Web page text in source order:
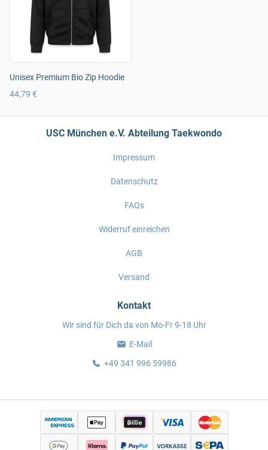
Unisex Premium Bio Zip Hoodie
44,79 €
USC München e.V. Abteilung Taekwondo
Impressum
Datenschutz
FAQs
Widerruf einreichen
AGB
Versand
Kontakt
Wir sind für Dich da von Mo-Fr 9-18 Uhr
E-Mail
+49 341 996 59986